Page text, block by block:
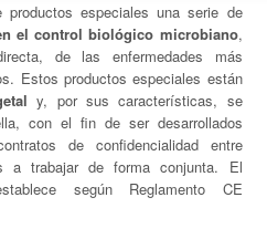
especiales una serie de
el control biológico microbiano,
de las enfermedades más
Estos productos especiales están
y, por sus características, se
con el fin de ser desarrollados
de confidencialidad entre
a trabajar de forma conjunta. El
según Reglamento CE